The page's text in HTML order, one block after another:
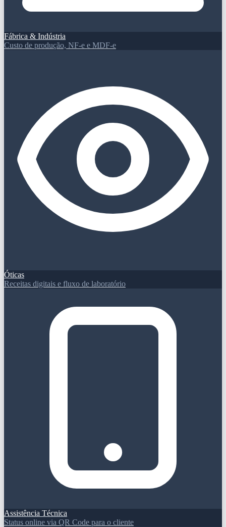
Fábrica & Indústria
Custo de produção, NF-e e MDF-e
Óticas
Receitas digitais e fluxo de laboratório
Assistência Técnica
Status online via QR Code para o cliente